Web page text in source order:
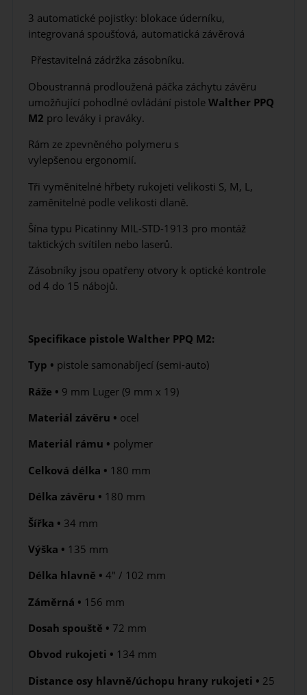
3 automatické pojistky: blokace úderníku,
integrovaná spoušťová, automatická závěrová
Přestavitelná zádržka zásobníku.
Oboustranná prodloužená páčka záchytu závěru
umožňující pohodlné ovládání pistoleWalther PPQ
M2 pro leváky i praváky.
Rám ze zpevněného polymeru s
vylepšenou ergonomií.
Tři vyměnitelné hřbety rukojeti velikosti S, M, L,
zaměnitelné podle velikosti dlaně.
Šína typu Picatinny MIL-STD-1913 pro montáž
taktických svítilen nebo laserů.
Zásobníky jsou opatřeny otvory k optické kontrole
od 4 do 15 nábojů.
Specifikace pistole Walther PPQ M2:
Typ • pistole samonabíjecí (semi-auto)
Ráže • 9 mm Luger (9 mm x 19)
Materiál závěru • ocel
Materiál rámu • polymer
Celková délka • 180 mm
Délka závěru • 180 mm
Šířka • 34 mm
Výška • 135 mm
Délka hlavně • 4" / 102 mm
Záměrná • 156 mm
Dosah spouště • 72 mm
Obvod rukojeti • 134 mm
Distance osy hlavně/úchopu hrany rukojeti • 25